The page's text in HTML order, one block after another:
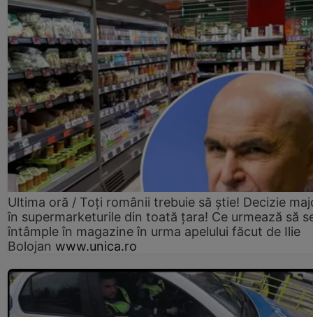
Ultima oră / Toți românii trebuie să știe! Decizie
în supermarketurile din toată țara! Ce urmează să
întâmple în magazine în urma apelului făcut de Ilie
Bolojan www.unica.ro